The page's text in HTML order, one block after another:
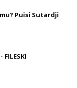
Puisi Sutardji
FILESKI